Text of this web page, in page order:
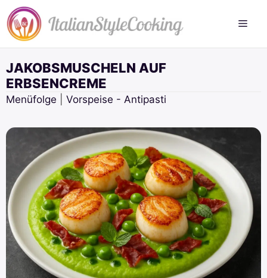
Zum
Inhalt
springen
JAKOBSMUSCHELN AUF
ERBSENCREME
Menüfolge Vorspeise - Antipasti